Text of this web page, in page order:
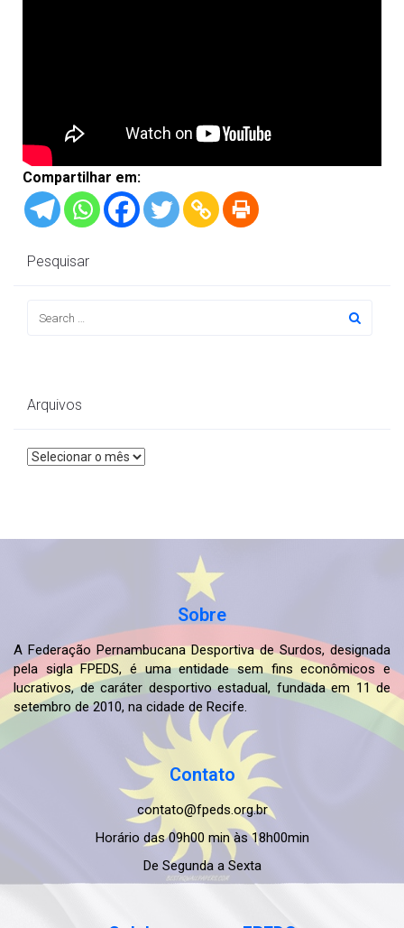
Compartilhar em:
Pesquisar
Arquivos
Arquivos
Sobre
A Federação Pernambucana Desportiva de Surdos, designada
pela sigla FPEDS, é uma entidade sem fins econômicos e
lucrativos, de caráter desportivo estadual, fundada em 11 de
setembro de 2010, na cidade de Recife.
Contato
contato@fpeds.org.br
Horário das 09h00 min às 18h00min
De Segunda a Sexta